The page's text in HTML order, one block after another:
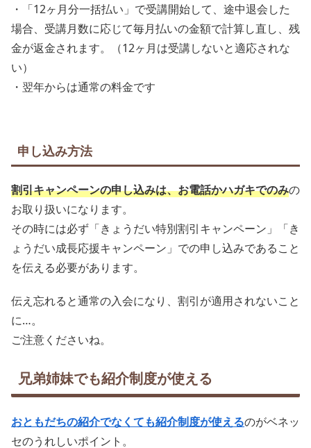
・「12ヶ月分一括払い」で受講開始して、途中退会した
場合、受講月数に応じて毎月払いの金額で計算し直し、残
金が返金されます。（12ヶ月は受講しないと適応されな
い）
・翌年からは通常の料金です
申し込み方法
割引キャンペーンの申し込みは、お電話かハガキでのみの
お取り扱いになります。
その時には必ず「きょうだい特別割引キャンペーン」「き
ょうだい成長応援キャンペーン」での申し込みであること
を伝える必要があります。
伝え忘れると通常の入会になり、割引が適用されないこと
に…。
ご注意くださいね。
兄弟姉妹でも紹介制度が使える
おともだちの紹介でなくても紹介制度が使えるのがベネッ
セのうれしいポイント。